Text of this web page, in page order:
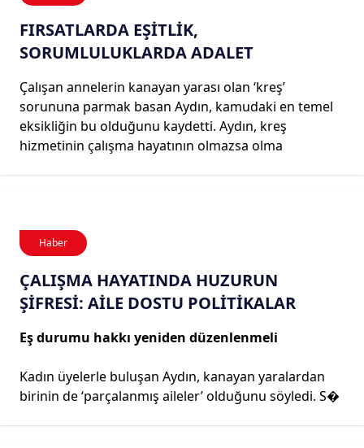
FIRSATLARDA EŞİTLİK,
SORUMLULUKLARDA ADALET
Çalışan annelerin kanayan yarası olan ‘kreş’
sorununa parmak basan Aydın, kamudaki en temel
eksikliğin bu olduğunu kaydetti. Aydın, kreş
hizmetinin çalışma hayatının olmazsa olma
Haber
ÇALIŞMA HAYATINDA HUZURUN
ŞİFRESİ: AİLE DOSTU POLİTİKALAR
Eş durumu hakkı yeniden düzenlenmeli
Kadın üyelerle buluşan Aydın, kanayan yaralardan
birinin de ‘parçalanmış aileler’ olduğunu söyledi. S�